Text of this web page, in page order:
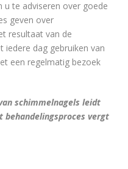
u te adviseren over goede
geven over
resultaat van de
dag gebruiken van
een regelmatig bezoek
schimmelnagels leidt
behandelingsproces vergt